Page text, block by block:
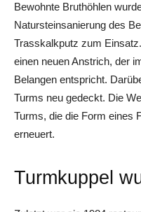
Bewohnte Bruthöhlen
Natursteinsanierung des
Trasskalkputz zum
einen neuen Anstrich, der
Belangen entspricht.
Turms neu gedeckt. Die
Turms, die die Form eines
erneuert.
Turmkuppel